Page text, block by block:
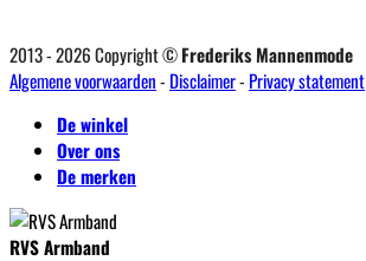
2013 - 2026 Copyright ©Frederiks Mannenmode
Algemene voorwaarden- Disclaimer- Privacy statement
De winkel
Over ons
De merken
RVS Armband